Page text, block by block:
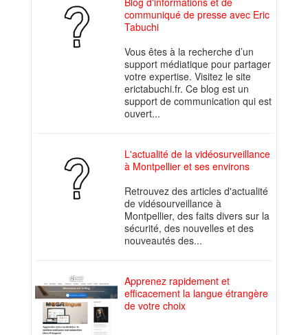
communiqué de presse avec Eric
Tabuchi
Vous êtes à la recherche d’un
support médiatique pour partager
votre expertise. Visitez le site
erictabuchi.fr. Ce blog est un
support de communication qui est
ouvert...
L'actualité de la vidéosurveillance
à Montpellier et ses environs
Retrouvez des articles d'actualité
de vidésourveillance à
Montpellier, des faits divers sur la
sécurité, des nouvelles et des
nouveautés des...
Apprenez rapidement et
efficacement la langue étrangère
de votre choix